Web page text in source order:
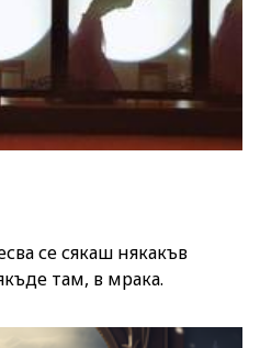
се сякаш някакъв
там, в мрака.